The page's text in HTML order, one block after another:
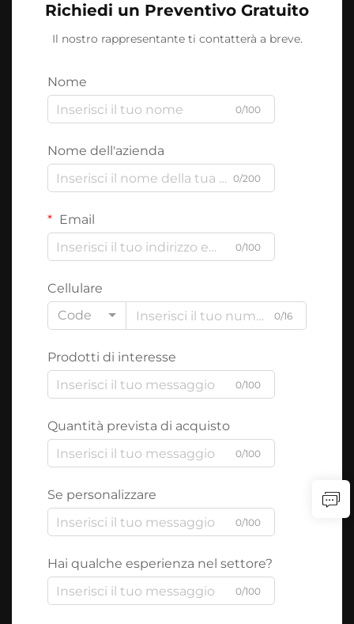
Richiedi un Preventivo Gratuito
Il nostro rappresentante ti contatterà a breve.
Nome
0/100
Nome dell'azienda
0/200
Email
0/100
Cellulare
Code
0/16
Prodotti di interesse
0/100
Quantità prevista di acquisto
0/100
Se personalizzare
0/100
Hai qualche esperienza nel settore?
0/100